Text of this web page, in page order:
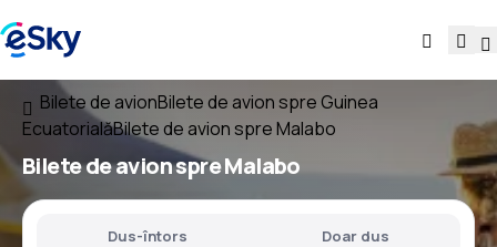
Bilete de avionBilete de avion spre Guinea
EcuatorialăBilete de avion spre Malabo
Bilete de avion spre Malabo
Dus-întors Doar dus